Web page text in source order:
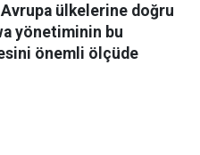
Avrupa ülkelerine doğru
yönetiminin bu
önemli ölçüde